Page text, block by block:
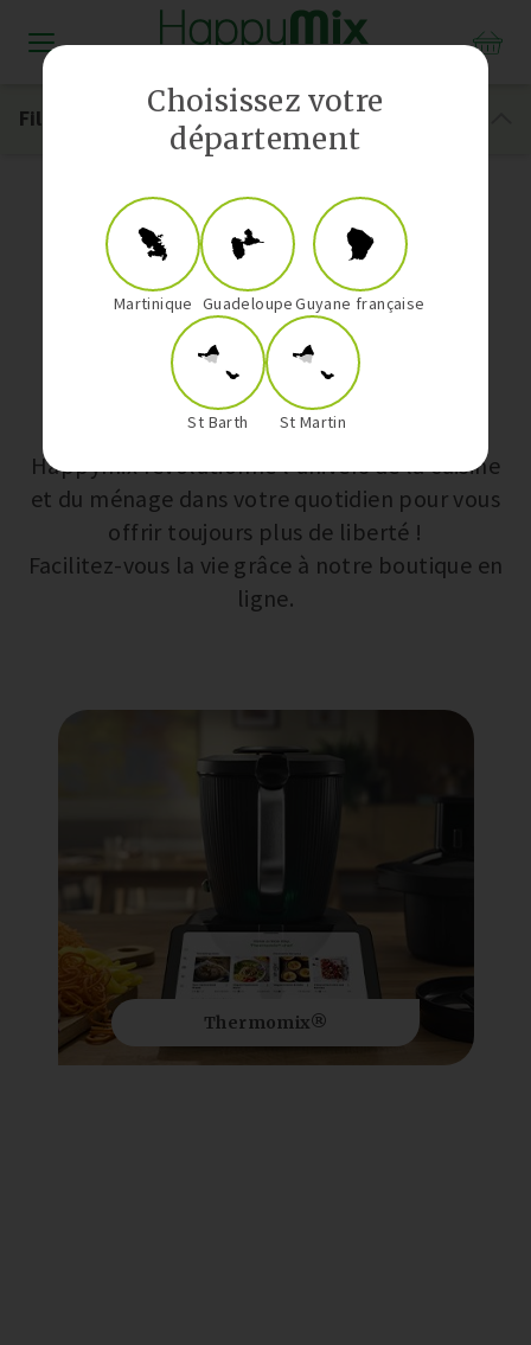
Repassage
Nos univers
Happymix révolutionne l’univers de la cuisine
et du ménage dans votre quotidien pour vous
offrir toujours plus de liberté !
Facilitez-vous la vie grâce à notre boutique en
ligne.
Thermomix®
Filtrer
Choisissez votre
département
Martinique GuadeloupeGuyane française
St Barth St Martin